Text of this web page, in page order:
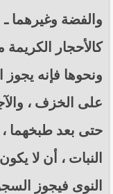
والفضة وغيرهما
كالأحجار
ونحوها فإنه
على الخزف ،
حتى بعد طبخهما
النبات ، أن لا
النوى فيجوز